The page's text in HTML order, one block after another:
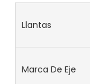
Llantas
Marca De Eje